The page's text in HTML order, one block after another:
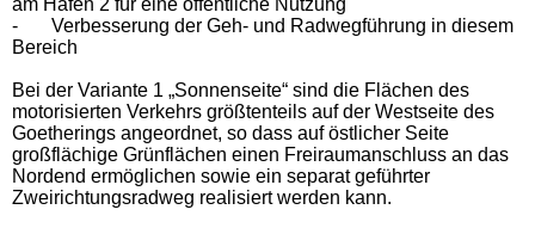
-
Verbesserung der Geh- und Radwegführung in diesem
Bereich
Bei der Variante 1 „Sonnenseite“ sind die Flächen des
motorisierten Verkehrs größtenteils auf der Westseite des
Goetherings angeordnet, so dass auf östlicher Seite
großflächige Grünflächen einen Freiraumanschluss an das
Nordend ermöglichen sowie ein separat geführter
Zweirichtungsradweg realisiert werden kann.